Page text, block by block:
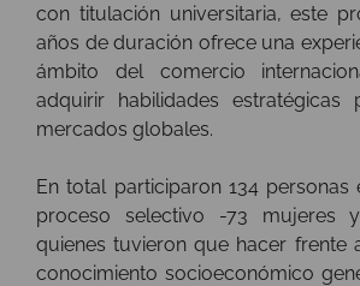
con titulación universitaria, este
años de duración ofrece una
ámbito del comercio
adquirir habilidades estratégicas
mercados globales.
En total participaron 134 personas
proceso selectivo -73 mujeres
quienes tuvieron que hacer frente
conocimiento socioeconómico